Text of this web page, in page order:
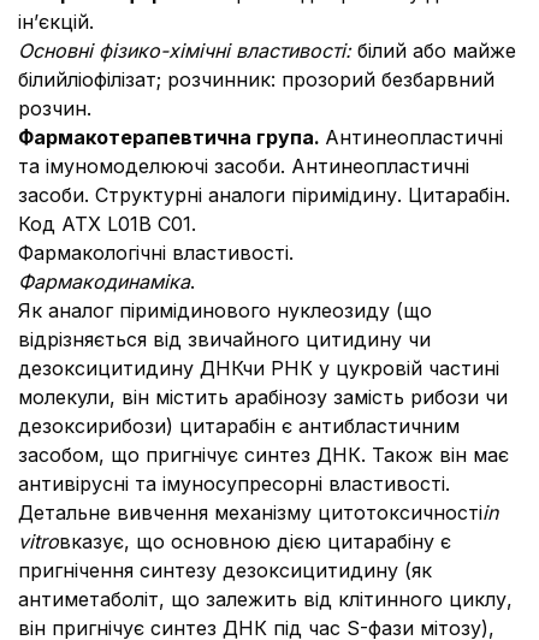
ін’єкцій.
Основні фізико-хімічні властивості: білий або майже
білийліофілізат; розчинник: прозорий безбарвний
розчин.
Фармакотерапевтична група. Антинеопластичні
та імуномоделюючі засоби. Антинеопластичні
засоби. Структурні аналоги піримідину. Цитарабін.
Код АТХ L01B C01.
Фармакологічні властивості.
Фармакодинаміка.
Як аналог піримідинового нуклеозиду (що
відрізняється від звичайного цитидину чи
дезоксицитидину ДНКчи РНК у цукровій частині
молекули, він містить арабінозу замість рибози чи
дезоксирибози) цитарабін є антибластичним
засобом, що пригнічує синтез ДНК. Також він має
антивірусні та імуносупресорні властивості.
Детальне вивчення механізму цитотоксичностіin
vitroвказує, що основною дією цитарабіну є
пригнічення синтезу дезоксицитидину (як
антиметаболіт, що залежить від клітинного циклу,
він пригнічує синтез ДНК під час S-фази мітозу),